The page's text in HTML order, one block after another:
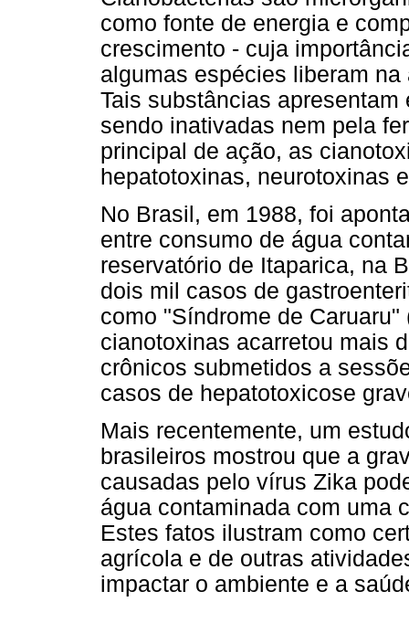
como fonte de energia e
crescimento - cuja
algumas espécies liberam
Tais substâncias
sendo inativadas nem pela
principal de ação, as
hepatotoxinas, neurotoxinas
No Brasil, em 1988, foi
entre consumo de água
reservatório de Itaparica, na
dois mil casos de
como "Síndrome de
cianotoxinas acarretou mais
crônicos submetidos a
casos de hepatotoxicose
Mais recentemente, um
brasileiros mostrou que a
causadas pelo vírus Zika
água contaminada com uma
Estes fatos ilustram como
agrícola e de outras
impactar o ambiente e a